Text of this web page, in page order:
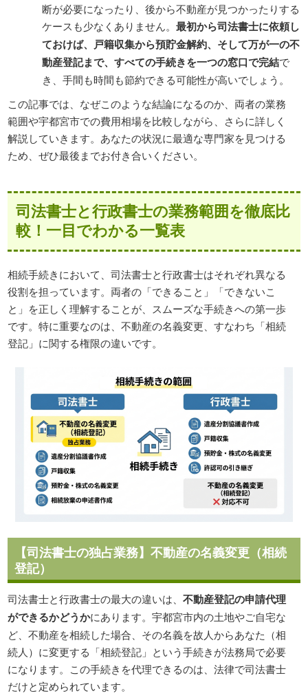
断が必要になったり、後から不動産が見つかったりする
ケースも少なくありません。最初から司法書士に依頼し
ておけば、戸籍収集から預貯金解約、そして万が一の不
動産登記まで、すべての手続きを一つの窓口で完結で
き、手間も時間も節約できる可能性が高いでしょう。
この記事では、なぜこのような結論になるのか、両者の業務
範囲や宇都宮市での費用相場を比較しながら、さらに詳しく
解説していきます。あなたの状況に最適な専門家を見つける
ため、ぜひ最後までお付き合いください。
司法書士と行政書士の業務範囲を徹底比
較！一目でわかる一覧表
相続手続きにおいて、司法書士と行政書士はそれぞれ異なる
役割を担っています。両者の「できること」「できないこ
と」を正しく理解することが、スムーズな手続きへの第一歩
です。特に重要なのは、不動産の名義変更、すなわち「相続
登記」に関する権限の違いです。
【司法書士の独占業務】不動産の名義変更（相続
登記）
司法書士と行政書士の最大の違いは、不動産登記の申請代理
ができるかどうかにあります。宇都宮市内の土地やご自宅な
ど、不動産を相続した場合、その名義を故人からあなた（相
続人）に変更する「相続登記」という手続きが法務局で必要
になります。この手続きを代理できるのは、法律で司法書士
だけと定められています。